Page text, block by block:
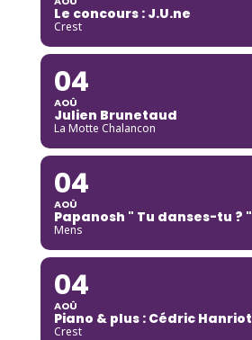
Le concours : J.U.ne
Crest
04
AOÛ
Julien Brunetaud
La Motte Chalancon
04
AOÛ
Papanosh " Tu danses-tu ? "
Mens
04
AOÛ
Piano & plus : Cédric Hanriot
Crest